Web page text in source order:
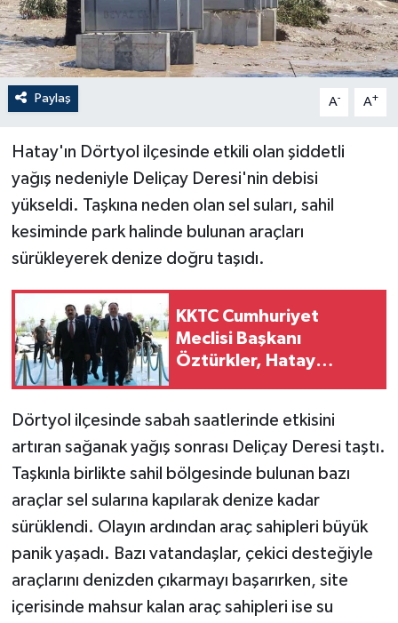
Paylaş A- A+
Hatay'ın Dörtyol ilçesinde etkili olan şiddetli
yağış nedeniyle Deliçay Deresi'nin debisi
yükseldi. Taşkına neden olan sel suları, sahil
kesiminde park halinde bulunan araçları
sürükleyerek denize doğru taşıdı.
KKTC Cumhuriyet
Meclisi Başkanı
Öztürkler, Hatay
Dörtyol ilçesinde sabah saatlerinde etkisini
artıran sağanak yağış sonrası Deliçay Deresi taştı.
Taşkınla birlikte sahil bölgesinde bulunan bazı
araçlar sel sularına kapılarak denize kadar
sürüklendi. Olayın ardından araç sahipleri büyük
panik yaşadı. Bazı vatandaşlar, çekici desteğiyle
araçlarını denizden çıkarmayı başarırken, site
içerisinde mahsur kalan araç sahipleri ise su